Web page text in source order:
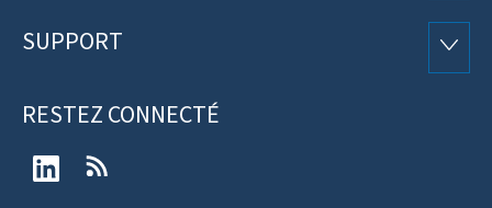
page
SUPPORT
RESTEZ CONNECTÉ
LinkedIn